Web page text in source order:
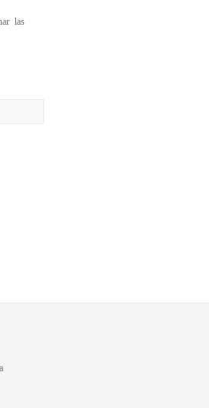
las